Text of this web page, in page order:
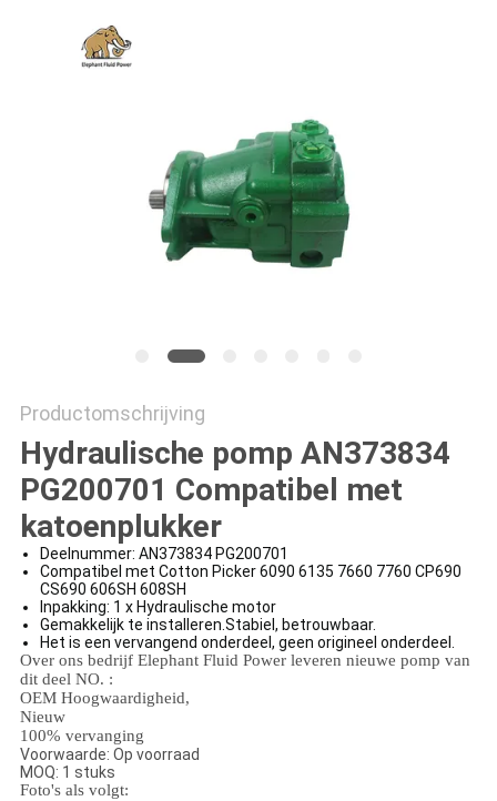
Productomschrijving
Hydraulische pomp AN373834
PG200701 Compatibel met
katoenplukker
Deelnummer: AN373834 PG200701
Compatibel met Cotton Picker 6090 6135 7660 7760 CP690
CS690 606SH 608SH
Inpakking: 1 x Hydraulische motor
Gemakkelijk te installeren.Stabiel, betrouwbaar.
Het is een vervangend onderdeel, geen origineel onderdeel.
Over ons bedrijf Elephant Fluid Power leveren nieuwe pomp van
dit deel NO. :
OEM Hoogwaardigheid,
Nieuw
100% vervanging
Voorwaarde: Op voorraad
MOQ: 1 stuks
Foto's als volgt: